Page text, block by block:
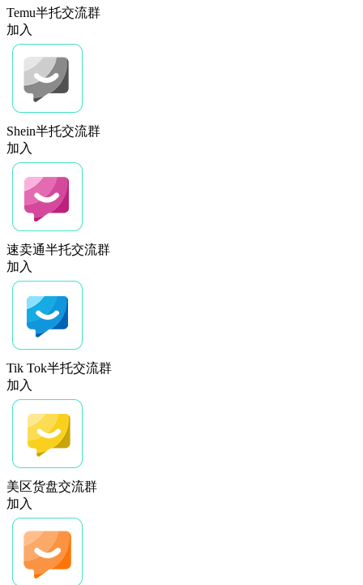
Temu半托交流群
加入
Shein半托交流群
加入
速卖通半托交流群
加入
Tik Tok半托交流群
加入
美区货盘交流群
加入